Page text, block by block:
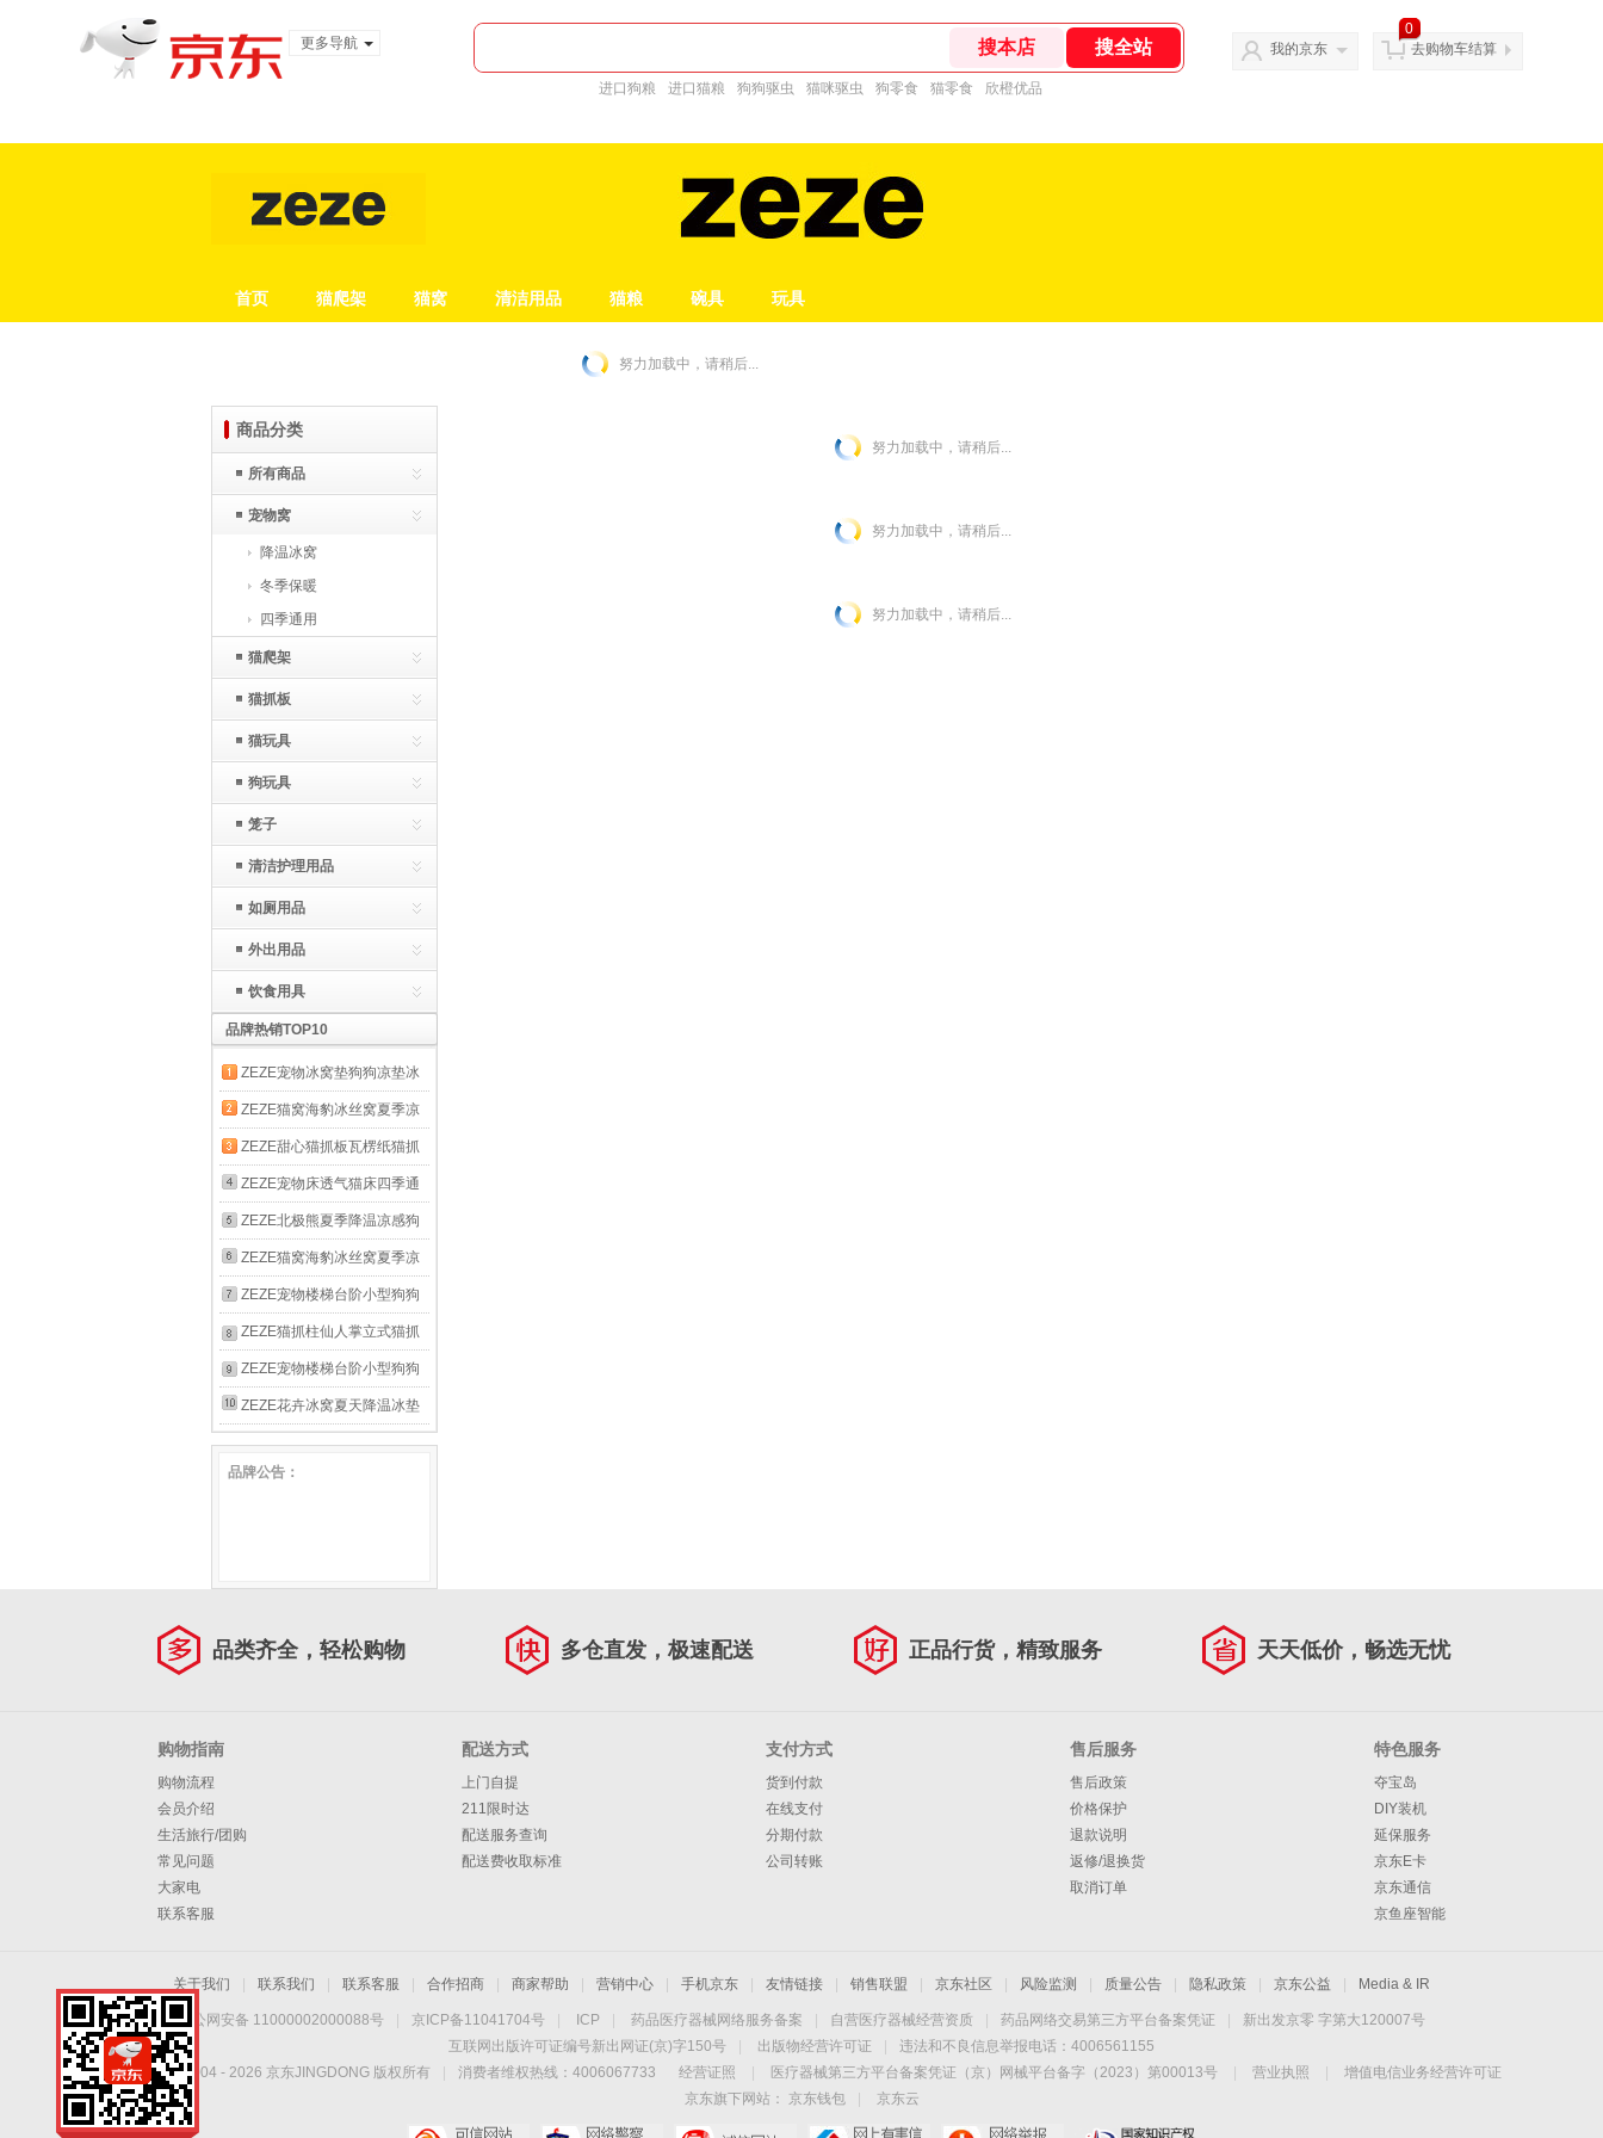
更多导航
进口狗粮 进口猫粮 狗狗驱虫 猫咪驱虫 狗零食 猫零食 欣橙优品
我的京东
0
去购物车结算
首页 猫爬架 猫窝 清洁用品 猫粮 碗具 玩具
努力加载中，请稍后...
商品分类
所有商品
宠物窝
降温冰窝
冬季保暖
四季通用
猫爬架
猫抓板
猫玩具
狗玩具
笼子
清洁护理用品
如厕用品
外出用品
饮食用具
品牌热销TOP10
ZEZE宠物冰窝垫狗狗凉垫冰
床猫窝猫咪睡觉用凉席夏季睡
垫夏天降温 棋盘格冰垫-粉绿
格纹
ZEZE猫窝海豹冰丝窝夏季凉
窝高低弧度可枕猫垫子 鲸鱼
冰床大号【15斤以内适用】
ZEZE甜心猫抓板瓦楞纸猫抓
垫猫玩具不掉屑耐抓耐磨猫爪
板磨爪神器 霓虹甜心瓦楞纸
抓板【42*22*4cm】
ZEZE宠物床透气猫床四季通
用可拆洗可爱宠物沙发床猫咪
窝凉感狗窝 抱抱沙发【适用
于15斤内宠物】
ZEZE北极熊夏季降温凉感狗
窝宠物冰垫可水洗狗狗凉垫冰
窝冰垫床 蜜瓜冰沙宠物床
ZEZE猫窝海豹冰丝窝夏季凉
窝高低弧度可枕猫垫子 加大
款海豹凉窝(25斤内狗狗适用)
ZEZE宠物楼梯台阶小型狗狗
上下床梯子高龄犬床边爬梯可
拆洗海绵 四层缓坡款 | 40cm
高
ZEZE猫抓柱仙人掌立式猫抓
板猫咪猫树猫爬柱猫爪板 仙
人掌 | 65cm高 经典款
ZEZE宠物楼梯台阶小型狗狗
上下床梯子高龄犬床边爬梯可
高
ZEZE花卉冰窝夏天降温冰垫
狗狗凉垫猫咪睡眠凉席垫子夏
季猫咪用品 花卉格纹宠物冰
品牌公告：
努力加载中，请稍后...
努力加载中，请稍后...
努力加载中，请稍后...
品类齐全，轻松购物 多仓直发，极速配送 正品行货，精致服务 天天低价，畅选无忧
购物指南
购物流程
会员介绍
生活旅行/团购
常见问题
大家电
联系客服
配送方式
上门自提
211限时达
配送服务查询
配送费收取标准
支付方式
货到付款
在线支付
分期付款
公司转账
售后服务
售后政策
价格保护
退款说明
返修/退换货
取消订单
特色服务
夺宝岛
DIY装机
延保服务
京东E卡
京东通信
京鱼座智能
关于我们 联系我们 联系客服 合作招商 商家帮助 营销中心 手机京东 友情链接 销售联盟 京东社区 风险监测 质量公告 隐私政策 京东公益 Media & IR
京公网安备 11000002000088号 京ICP备11041704号 ICP 药品医疗器械网络服务备案 自营医疗器械经营资质 药品网络交易第三方平台备案凭证
新出发京零 字第大120007号
互联网出版许可证编号新出网证(京)字150号
出版物经营许可证
违法和不良信息举报电话：4006561155
Copyright © 2004 - 2026 京东JINGDONG 版权所有 消费者维权热线：4006067733 经营证照 医疗器械第三方平台备案凭证（京）网械平台备字（2023）第00013号 营业执照
增值电信业务经营许可证
京东旗下网站：
京东钱包
京东云
手机扫一扫，劲爆优